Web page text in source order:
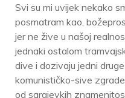
Svi su mi uvijek nekako
posmatram kao,
jer ne žive u našoj
jednaki ostalom
dive i dozivaju jedni
komunističko-sive
od sarajevkih